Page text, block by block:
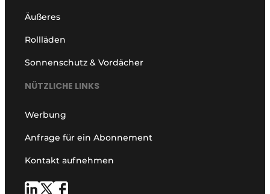
Äußeres
Rollläden
Sonnenschutz & Vordächer
NÜTZLICHE LINKS
Werbung
Anfrage für ein Abonnement
Kontakt aufnehmen